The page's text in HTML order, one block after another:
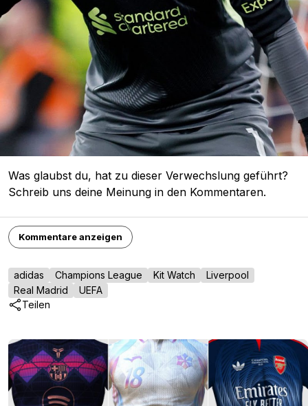
Was glaubst du, hat zu dieser Verwechslung geführt?
Schreib uns deine Meinung in den Kommentaren.
Kommentare anzeigen
adidas Champions League Kit Watch
Liverpool
Real Madrid
UEFA
Teilen